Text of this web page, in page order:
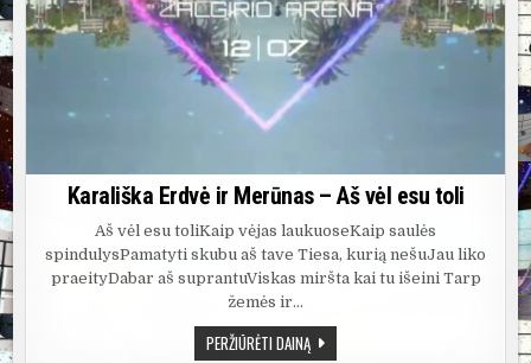
Karališka Erdvė ir Merūnas – Aš vėl esu toli
Aš vėl esu toliKaip vėjas laukuoseKaip saulės
spindulysPamatyti skubu aš tave Tiesa, kurią nešuJau liko
praeityDabar aš suprantuViskas miršta kai tu išeini Tarp
žemės ir…
PERŽIŪRĖTI DAINĄKARALIŠKA
ERDVĖ